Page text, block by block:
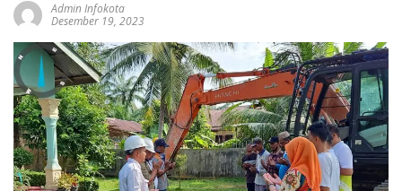
Admin Infokota
Desember 19, 2023